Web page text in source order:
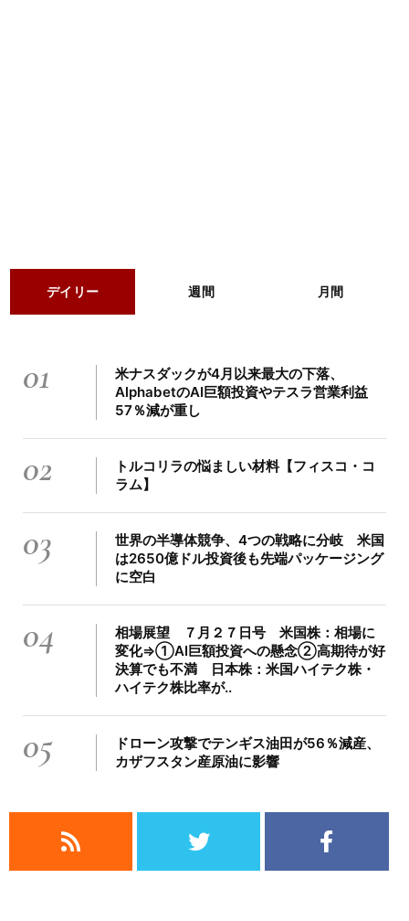
デイリー 週間 月間
01
米ナスダックが4月以来最大の下落、
AlphabetのAI巨額投資やテスラ営業利益
57％減が重し
02
トルコリラの悩ましい材料【フィスコ・コ
ラム】
03
世界の半導体競争、4つの戦略に分岐 米国
は2650億ドル投資後も先端パッケージング
に空白
04
相場展望 ７月２７日号 米国株：相場に
変化⇒➀AI巨額投資への懸念②高期待が好
決算でも不満 日本株：米国ハイテク株・
ハイテク株比率が..
05
ドローン攻撃でテンギス油田が56％減産、
カザフスタン産原油に影響